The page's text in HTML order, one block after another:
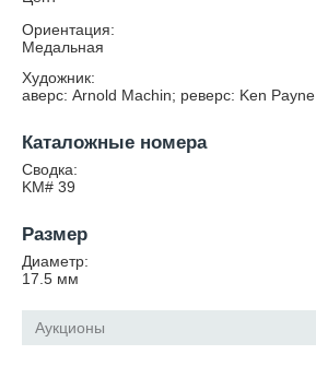
Ориентация:
Медальная
Художник:
аверс: Arnold Machin; реверс: Ken Payne
Каталожные номера
Сводка:
KM# 39
Размер
Диаметр:
17.5 мм
Аукционы